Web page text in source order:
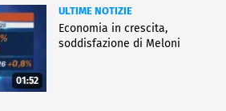
01:52
ULTIME NOTIZIE
Economia in crescita,
soddisfazione di Meloni